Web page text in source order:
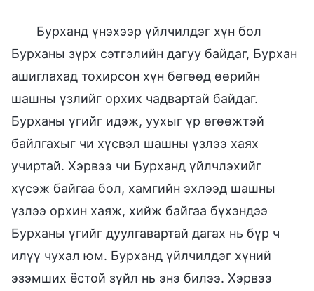
Бурханд үнэхээр үйлчилдэг хүн бол
Бурханы зүрх сэтгэлийн дагуу байдаг, Бурхан
ашиглахад тохирсон хүн бөгөөд өөрийн
шашны үзлийг орхих чадвартай байдаг.
Бурханы үгийг идэж, уухыг үр өгөөжтэй
байлгахыг чи хүсвэл шашны үзлээ хаях
учиртай. Хэрвээ чи Бурханд үйлчлэхийг
хүсэж байгаа бол, хамгийн эхлээд шашны
үзлээ орхин хаяж, хийж байгаа бүхэндээ
Бурханы үгийг дуулгавартай дагах нь бүр ч
илүү чухал юм. Бурханд үйлчилдэг хүний
эзэмших ёстой зүйл нь энэ билээ. Хэрвээ